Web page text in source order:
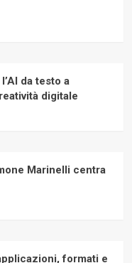
da testo a
digitale
Marinelli centra
formati e